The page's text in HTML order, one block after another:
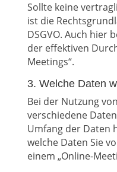
Sollte keine
ist die
DSGVO. Auch hier
der effektiven
Meetings“.
3. Welche Daten
Bei der Nutzung
verschiedene
Umfang der Daten
welche Daten Sie
einem „Online-